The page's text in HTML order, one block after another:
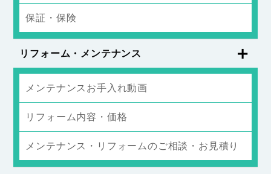
保証・保険
リフォーム・メンテナンス
メンテナンスお手入れ動画
リフォーム内容・価格
メンテナンス・リフォームのご相談・お見積り